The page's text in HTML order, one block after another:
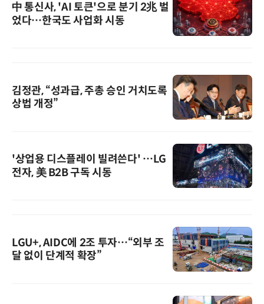
中 통신사, 'AI 토큰'으로 분기 2兆 벌
었다…한국도 사업화 시동
김정관, “성과급, 주총 승인 거치도록
상법 개정”
'상업용 디스플레이 빌려쓴다' …LG
전자, 美 B2B 구독 시동
LGU+, AIDC에 2조 투자…“외부 조
달 없이 단계적 확장”